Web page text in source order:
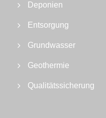
Deponien
Entsorgung
Grundwasser
Geothermie
Qualitätssicherung